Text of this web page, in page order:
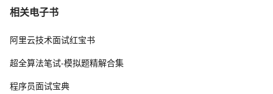
相关电子书
阿里云技术面试红宝书
超全算法笔试-模拟题精解合集
程序员面试宝典